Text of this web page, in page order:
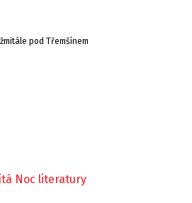
pod Třemšínem
Noc literatury